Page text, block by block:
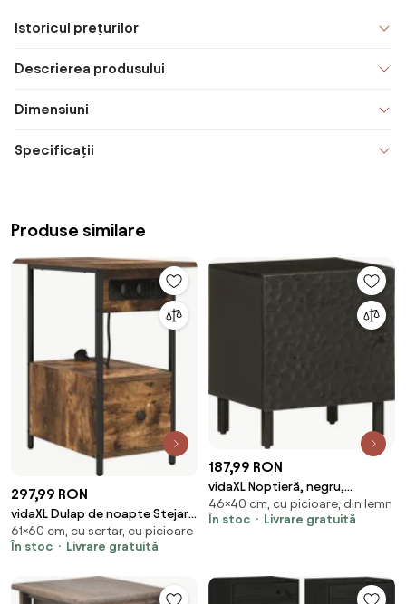
Istoricul prețurilor
Descrierea produsului
Dimensiuni
Specificații
Produse similare
297,99 RON
vidaXL Dulap de noapte Stejar
fumuriu 60 x 30 x 61 cm Lemn
compozit
61×60 cm, cu sertar, cu picioare
În stoc
Livrare gratuită
187,99 RON
vidaXL Noptieră, negru,
40x33x46 cm, lemn masiv de
mango
46×40 cm, cu picioare, din lemn
În stoc
Livrare gratuită